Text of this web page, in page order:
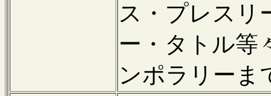
ス・プレスリ
ー・タトル等
ンポラリーま